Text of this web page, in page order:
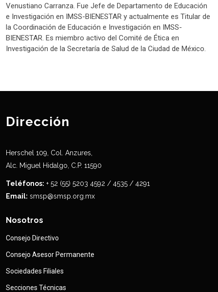
Venustiano Carranza. Fue Jefe de Departamento de Educación
e Investigación en IMSS-BIENESTAR y actualmente es Titular de
la Coordinación de Educación e Investigación en IMSS-
BIENESTAR. Es miembro activo del Comité de Ética en
Investigación de la Secretaría de Salud de la Ciudad de México.
Dirección
Herschel 109, Col. Anzures,
Alc. Miguel Hidalgo, C.P. 11590
Teléfonos: + 52 (55) 5203 4592 / 4535 / 4291
Email: smsp@smsp.org.mx
Nosotros
Consejo Directivo
Consejo Asesor Permanente
Sociedades Filiales
Secciones Técnicas